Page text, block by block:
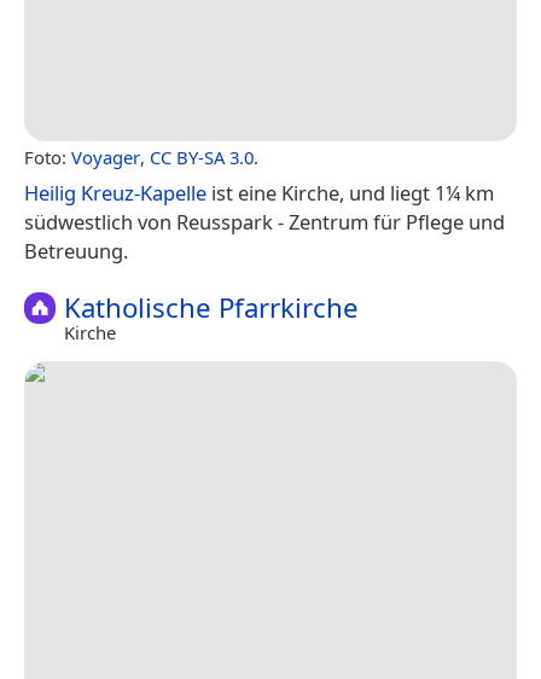
Foto: Voyager, CC BY-SA 3.0.
Heilig Kreuz-Kapelle ist eine Kirche, und liegt 1¼ km
südwestlich von Reusspark - Zentrum für Pflege und
Betreuung.
Katholische Pfarrkirche
Kirche